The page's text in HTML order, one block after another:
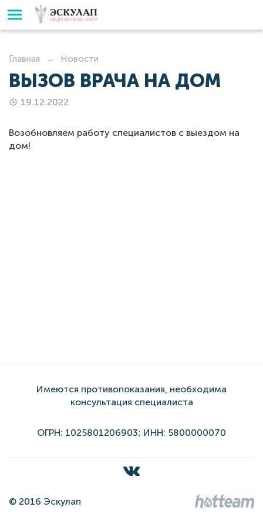
Главная Новости
ВЫЗОВ ВРАЧА НА ДОМ
19.12.2022
Возобновляем работу специалистов с выездом на
дом!
Имеются противопоказания, необходима
консультация специалиста
ОГРН: 1025801206903; ИНН: 5800000070
© 2016 Эскулап